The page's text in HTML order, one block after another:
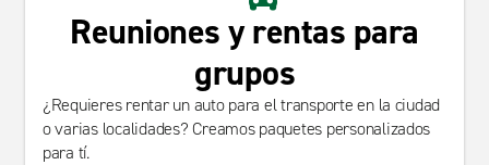
Reuniones y rentas para
grupos
¿Requieres rentar un auto para el transporte en la ciudad
o varias localidades? Creamos paquetes personalizados
para tí.